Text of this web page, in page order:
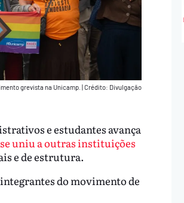
grevista na Unicamp. |Crédito: Divulgação
e estudantes avança
se uniu a outras instituições
e de estrutura.
do movimento de